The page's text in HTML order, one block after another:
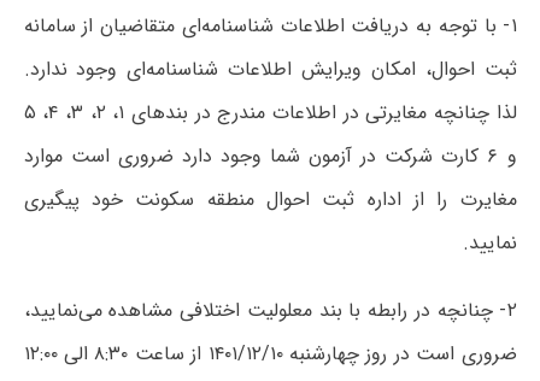
۱- با توجه به دریافت اطلاعات شناسنامه‌ای متقاضیان از سامانه
ثبت احوال، امکان ویرایش اطلاعات شناسنامه‌ای وجود ندارد.
لذا چنانچه مغایرتی در اطلاعات مندرج در بندهای ۱، ۲، ۳، ۴، ۵
و ۶ کارت شرکت در آزمون شما وجود دارد ضروری است موارد
مغایرت را از اداره ثبت احوال منطقه سکونت خود پیگیری
نمایید.
۲- چنانچه در رابطه با بند معلولیت اختلافی مشاهده می‌نمایید،
ضروری است در روز چهارشنبه ۱۴۰۱/۱۲/۱۰ از ساعت ۸:۳۰ الی ۱۲:۰۰